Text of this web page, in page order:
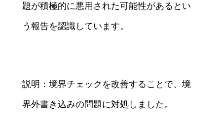
題が積極的に悪用された可能性があるとい
う報告を認識しています。
説明：境界チェックを改善することで、境
界外書き込みの問題に対処しました。